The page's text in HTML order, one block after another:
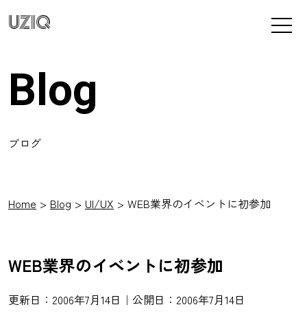
UZIQ
Blog
ブログ
Home Blog UI/UX WEB業界のイベントに初参加
WEB業界のイベントに初参加
更新日：2006年7月14日｜公開日：2006年7月14日